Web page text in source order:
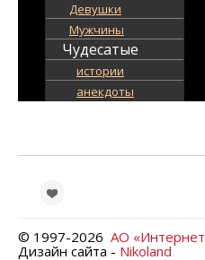
Девушки
Мужчины
Чудесатые
истории
анекдоты
© 1997-2026 АО
Дизайн сайта - Nikoland